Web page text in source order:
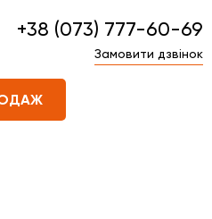
+38 (073) 777-60-69
Замовити дзвінок